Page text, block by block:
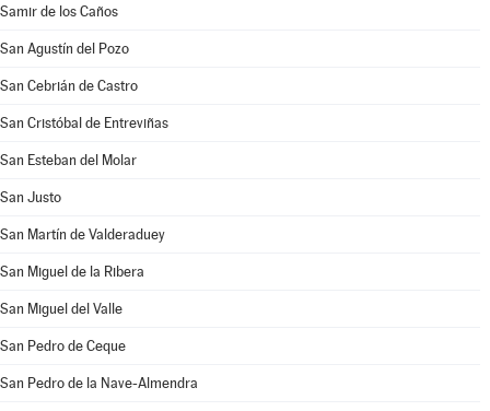
Samir de los Caños
San Agustín del Pozo
San Cebrián de Castro
San Cristóbal de Entreviñas
San Esteban del Molar
San Justo
San Martín de Valderaduey
San Miguel de la Ribera
San Miguel del Valle
San Pedro de Ceque
San Pedro de la Nave-Almendra